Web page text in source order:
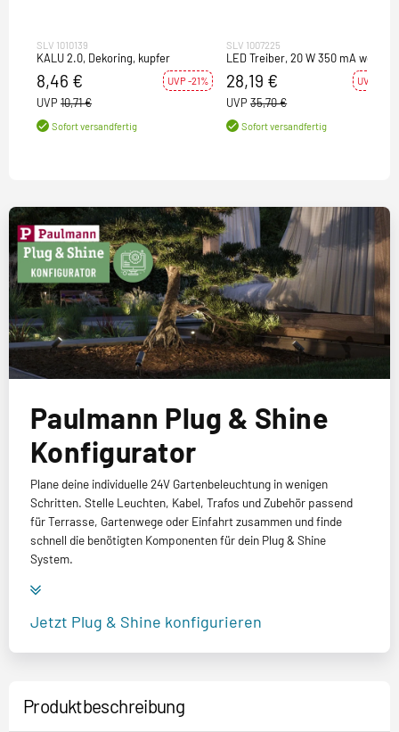
Paulmann Plug & Shine
Konfigurator
Plane deine individuelle 24V Gartenbeleuchtung in wenigen
Schritten. Stelle Leuchten, Kabel, Trafos und Zubehör passend
für Terrasse, Gartenwege oder Einfahrt zusammen und finde
schnell die benötigten Komponenten für dein Plug & Shine
System.
Jetzt Plug & Shine konfigurieren
SLV 1010139
KALU 2.0, Dekoring, kupfer
8,46 € UVP -21%
UVP 10,71 €
Sofort versandfertig
SLV 1007225
LED Treiber, 20 W 350 mA weiß
28,19 € UVP -21%
UVP 35,70 €
Sofort versandfertig
Produktbeschreibung